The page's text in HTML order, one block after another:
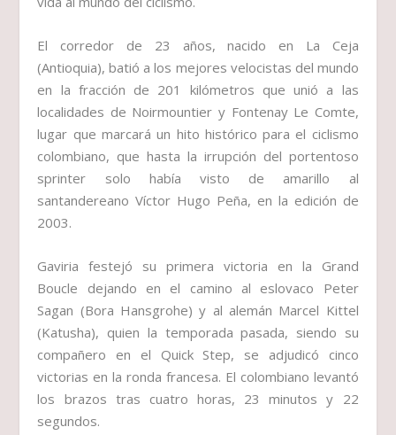
El corredor de 23 años, nacido en La Ceja
(Antioquia), batió a los mejores velocistas del mundo
en la fracción de 201 kilómetros que unió a las
localidades de Noirmountier y Fontenay Le Comte,
lugar que marcará un hito histórico para el ciclismo
colombiano, que hasta la irrupción del portentoso
sprinter solo había visto de amarillo al
santandereano Víctor Hugo Peña, en la edición de
2003.
Gaviria festejó su primera victoria en la Grand
Boucle dejando en el camino al eslovaco Peter
Sagan (Bora Hansgrohe) y al alemán Marcel Kittel
(Katusha), quien la temporada pasada, siendo su
compañero en el Quick Step, se adjudicó cinco
victorias en la ronda francesa. El colombiano levantó
los brazos tras cuatro horas, 23 minutos y 22
segundos.